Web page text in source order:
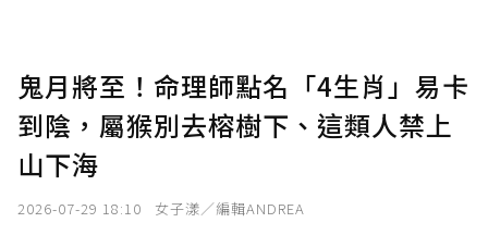
鬼月將至！命理師點名「4生肖」易卡
到陰，屬猴別去榕樹下、這類人禁上
山下海
2026-07-29 18:10 女子漾／編輯ANDREA